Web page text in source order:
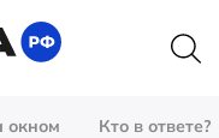
окном Кто в ответе?